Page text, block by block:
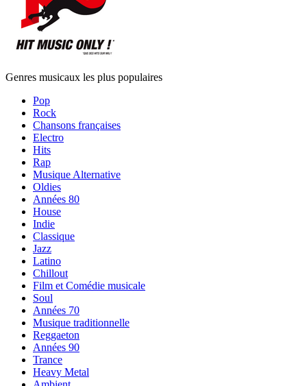
Genres musicaux les plus populaires
Pop
Rock
Chansons françaises
Electro
Hits
Rap
Musique Alternative
Oldies
Années 80
House
Indie
Classique
Jazz
Latino
Chillout
Film et Comédie musicale
Soul
Années 70
Musique traditionnelle
Reggaeton
Années 90
Trance
Heavy Metal